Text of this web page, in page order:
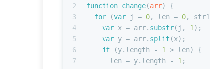
2
3
4
5
6
7
function change(arr) {
for (var j = 0, len = 0,
var x = arr. substr(j, 1);
var y = arr. split (x);
if (y. length - 1 > len) {
      len = y.
length - 1;